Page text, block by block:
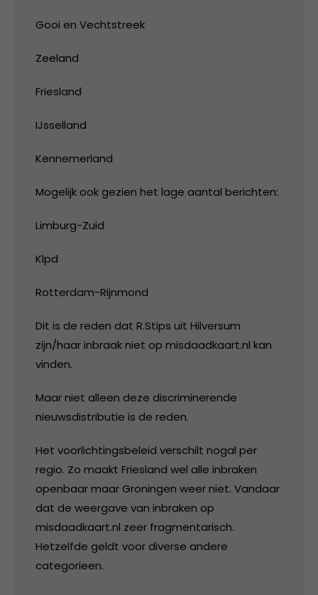
Gooi en Vechtstreek
Zeeland
Friesland
IJsselland
Kennemerland
Mogelijk ook gezien het lage aantal berichten:
Limburg-Zuid
Klpd
Rotterdam-Rijnmond
Dit is de reden dat R.Stips uit Hilversum
zijn/haar inbraak niet op misdaadkaart.nl kan
vinden.
Maar niet alleen deze discriminerende
nieuwsdistributie is de reden.
Het voorlichtingsbeleid verschilt nogal per
regio. Zo maakt Friesland wel alle inbraken
openbaar maar Groningen weer niet. Vandaar
dat de weergave van inbraken op
misdaadkaart.nl zeer fragmentarisch.
Hetzelfde geldt voor diverse andere
categorieen.